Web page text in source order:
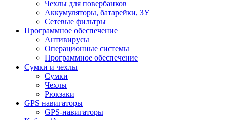
Чехлы для повербанков
Аккумуляторы, батарейки, ЗУ
Сетевые фильтры
Программное обеспечение
Антивирусы
Операционные системы
Программное обеспечение
Сумки и чехлы
Сумки
Чехлы
Рюкзаки
GPS навигаторы
GPS-навигаторы